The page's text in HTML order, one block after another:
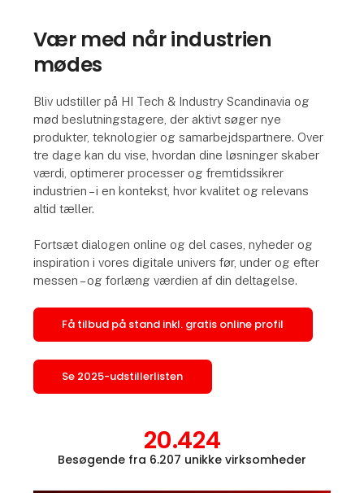
Vær med når industrien
mødes
Bliv udstiller på HI Tech & Industry Scandinavia og
mød beslutningstagere, der aktivt søger nye
produkter, teknologier og samarbejdspartnere. Over
tre dage kan du vise, hvordan dine løsninger skaber
værdi, optimerer processer og fremtidssikrer
industrien – i en kontekst, hvor kvalitet og relevans
altid tæller.
Fortsæt dialogen online og del cases, nyheder og
inspiration i vores digitale univers før, under og efter
messen – og forlæng værdien af din deltagelse.
Få tilbud på stand inkl. gratis online profil
Se 2025-udstillerlisten
20.424
Besøgende fra 6.207 unikke virksomheder